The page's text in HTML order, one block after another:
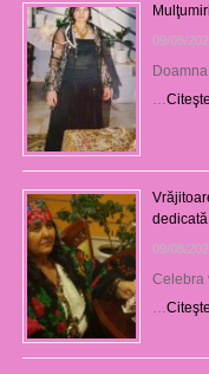
09/08/
09/08/
Celebra